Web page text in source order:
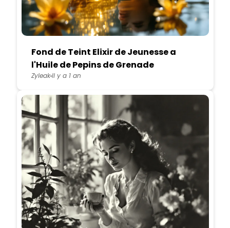
Fond de Teint Elixir de Jeunesse a
l'Huile de Pepins de Grenade
ZyleakIl y a 1 an